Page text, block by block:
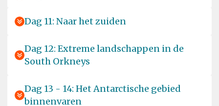
Dag 11: Naar het zuiden
Dag 12: Extreme landschappen in de
South Orkneys
Dag 13 - 14: Het Antarctische gebied
binnenvaren